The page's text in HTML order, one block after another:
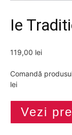
Ie
119,00 lei
Comandă
lei
Vezi